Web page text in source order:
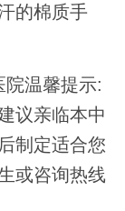
的棉质手
温馨提示:
议亲临本中
制定适合您
或咨询热线